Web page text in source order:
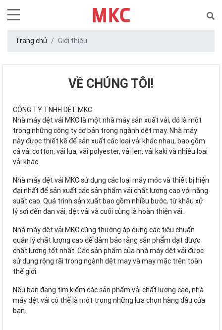
Trang chủ Giới thiệu
VỀ CHÚNG TÔI!
CÔNG TY TNHH DỆT MKC
Nhà máy dệt vải MKC là một nhà máy sản xuất vải, đó là một
trong những công ty cơ bản trong ngành dệt may. Nhà máy
này được thiết kế để sản xuất các loại vải khác nhau, bao gồm
cả vải cotton, vải lụa, vải polyester, vải len, vải kaki và nhiều loại
vải khác.
Nhà máy dệt vải MKC sử dụng các loại máy móc và thiết bị hiện
đại nhất để sản xuất các sản phẩm vải chất lượng cao với năng
suất cao. Quá trình sản xuất bao gồm nhiều bước, từ khâu xử
lý sợi đến đan vải, dệt vải và cuối cùng là hoàn thiện vải.
Nhà máy dệt vải MKC cũng thường áp dụng các tiêu chuẩn
quản lý chất lượng cao để đảm bảo rằng sản phẩm đạt được
chất lượng tốt nhất. Các sản phẩm của nhà máy dệt vải được
sử dụng rộng rãi trong ngành dệt may và may mặc trên toàn
thế giới.
Nếu bạn đang tìm kiếm các sản phẩm vải chất lượng cao, nhà
máy dệt vải có thể là một trong những lựa chọn hàng đầu của
bạn.